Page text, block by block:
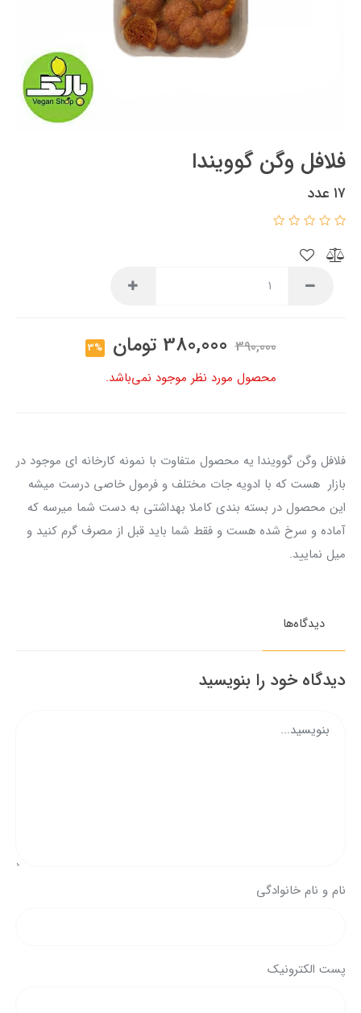
فلافل وگن گوویندا
۱۷ عدد
390,000
380,000 تومان 3%
محصول مورد نظر موجود نمی‌باشد.
فلافل وگن گوویندا یه محصول متفاوت با نمونه کارخانه ای موجود در
بازار هست که با ادویه جات مختلف و فرمول خاصی درست میشه
این محصول در بسته بندی کاملا بهداشتی به دست شما میرسه که
آماده و سرخ شده هست و فقط شما باید قبل از مصرف گرم کنید و
میل نمایید.
دیدگاه‌ها
دیدگاه خود را بنویسید
نام و نام خانوادگی
پست الکترونیک